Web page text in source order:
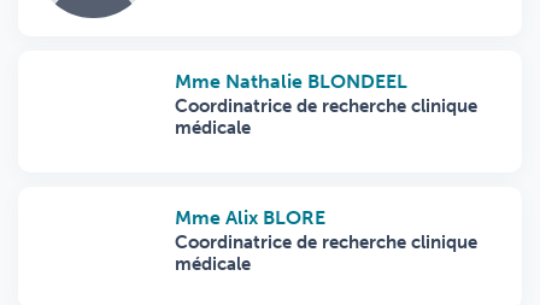
Mme Nathalie BLONDEEL
Coordinatrice de recherche clinique
médicale
Mme Alix BLORE
Coordinatrice de recherche clinique
médicale